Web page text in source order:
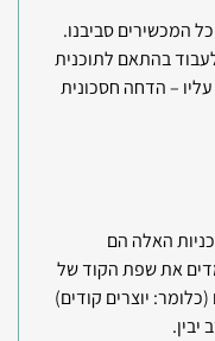
המכשירים סביבנו.
בהתאם לתוכנית
– הדחה חסכונית
האלה הם
את שפת הקוד של
יוצרים קודים)